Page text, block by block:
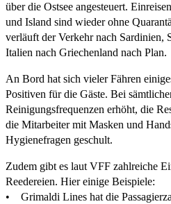
über die Ostsee angesteuert.
und Island sind wieder ohne
verläuft der Verkehr nach
Italien nach Griechenland nach Plan.
An Bord hat sich vieler Fähren
Positiven für die Gäste. Bei
Reinigungsfrequenzen erhöht, die
die Mitarbeiter mit Masken und
Hygienefragen geschult.
Zudem gibt es laut VFF zahlreiche
Reedereien. Hier einige Beispiele:
• Grimaldi Lines hat die